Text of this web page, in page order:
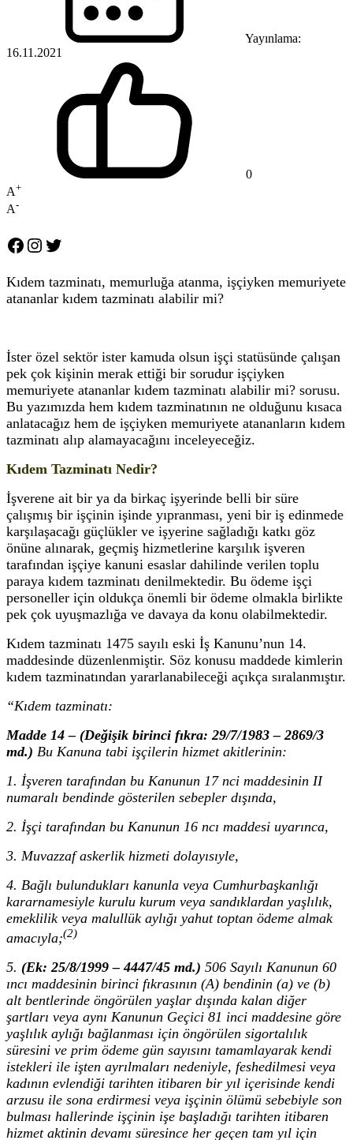
Yayınlama:
16.11.2021
0
A+
A-
Facebook
Instagram
Twitter
Kıdem tazminatı, memurluğa atanma, işçiyken memuriyete
atananlar kıdem tazminatı alabilir mi?
İster özel sektör ister kamuda olsun işçi statüsünde çalışan
pek çok kişinin merak ettiği bir sorudur işçiyken
memuriyete atananlar kıdem tazminatı alabilir mi? sorusu.
Bu yazımızda hem kıdem tazminatının ne olduğunu kısaca
anlatacağız hem de işçiyken memuriyete atananların kıdem
tazminatı alıp alamayacağını inceleyeceğiz.
Kıdem Tazminatı Nedir?
İşverene ait bir ya da birkaç işyerinde belli bir süre
çalışmış bir işçinin işinde yıpranması, yeni bir iş edinmede
karşılaşacağı güçlükler ve işyerine sağladığı katkı göz
önüne alınarak, geçmiş hizmetlerine karşılık işveren
tarafından işçiye kanuni esaslar dahilinde verilen toplu
paraya kıdem tazminatı denilmektedir. Bu ödeme işçi
personeller için oldukça önemli bir ödeme olmakla birlikte
pek çok uyuşmazlığa ve davaya da konu olabilmektedir.
Kıdem tazminatı 1475 sayılı eski İş Kanunu’nun 14.
maddesinde düzenlenmiştir. Söz konusu maddede kimlerin
kıdem tazminatından yararlanabileceği açıkça sıralanmıştır.
“Kıdem tazminatı:
Madde 14 – (Değişik birinci fıkra: 29/7/1983 – 2869/3
md.) Bu Kanuna tabi işçilerin hizmet akitlerinin:
1. İşveren tarafından bu Kanunun 17 nci maddesinin II
numaralı bendinde gösterilen sebepler dışında,
2. İşçi tarafından bu Kanunun 16 ncı maddesi uyarınca,
3. Muvazzaf askerlik hizmeti dolayısıyle,
4. Bağlı bulundukları kanunla veya Cumhurbaşkanlığı
kararnamesiyle kurulu kurum veya sandıklardan yaşlılık,
emeklilik veya malullük aylığı yahut toptan ödeme almak
amacıyla;(2)
5. (Ek: 25/8/1999 – 4447/45 md.) 506 Sayılı Kanunun 60
ıncı maddesinin birinci fıkrasının (A) bendinin (a) ve (b)
alt bentlerinde öngörülen yaşlar dışında kalan diğer
şartları veya aynı Kanunun Geçici 81 inci maddesine göre
yaşlılık aylığı bağlanması için öngörülen sigortalılık
süresini ve prim ödeme gün sayısını tamamlayarak kendi
istekleri ile işten ayrılmaları nedeniyle, feshedilmesi veya
kadının evlendiği tarihten itibaren bir yıl içerisinde kendi
arzusu ile sona erdirmesi veya işçinin ölümü sebebiyle son
bulması hallerinde işçinin işe başladığı tarihten itibaren
hizmet aktinin devamı süresince her geçen tam yıl için